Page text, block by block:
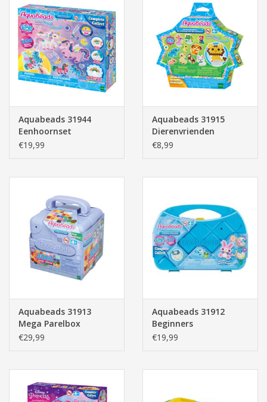
Veiligheid
Pasen
Aquabeads 31944
Eenhoornset
€19,99
Aquabeads 31915
Dierenvrienden
Navulling
€8,99
Aquabeads 31913
Mega Parelbox
€29,99
Aquabeads 31912
Beginners
Meeneemkoffer
€19,99